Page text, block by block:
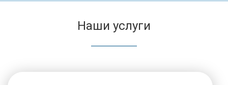
Наши услуги